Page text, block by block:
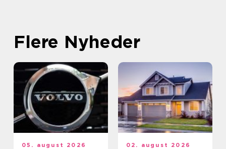
Flere Nyheder
05. august 2026 02. august 2026